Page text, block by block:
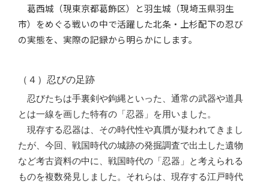
葛西城（現東京都葛飾区）と羽生城（現埼玉県羽生
市）をめぐる戦いの中で活躍した北条・上杉配下の忍び
の実態を、実際の記録から明らかにします。
（４）忍びの足跡
忍びたちは手裏剣や鉤縄といった、通常の武器や道具
とは一線を画した特有の「忍器」を用いました。
現存する忍器は、その時代性や真贋が疑われてきまし
たが、今回、戦国時代の城跡の発掘調査で出土した遺物
など考古資料の中に、戦国時代の「忍器」と考えられる
ものを複数発見しました。それらは、現存する江戸時代